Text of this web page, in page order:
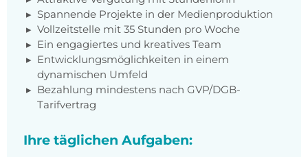
Spannende Projekte in der Medienproduktion
Vollzeitstelle mit 35 Stunden pro Woche
Ein engagiertes und kreatives Team
Entwicklungsmöglichkeiten in einem
dynamischen Umfeld
Bezahlung mindestens nach GVP/DGB-
Tarifvertrag
Ihre täglichen Aufgaben: